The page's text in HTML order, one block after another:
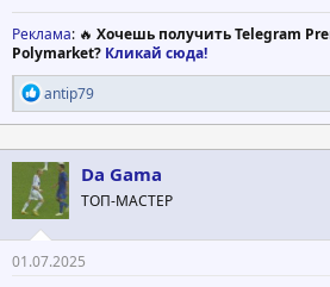
Реклама: 🔥 Хочешь получить Telegram
Polymarket? Кликай сюда!
Р
е
а
к
ц
и
:
antip79
Da Gama
ТОП-МАСТЕР
01.07.2025